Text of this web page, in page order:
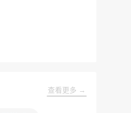
查看更多 →